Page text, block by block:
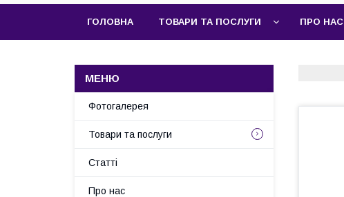
ГОЛОВНА ТОВАРИ ТА ПОСЛУГИ ПРО НАС
Фотогалерея
Товари та послуги
Статті
Про нас